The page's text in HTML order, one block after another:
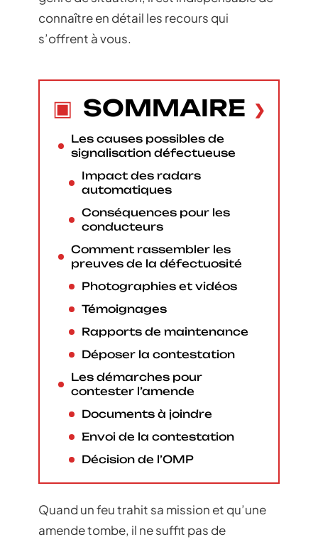
connaître en détail les recours qui
s’offrent à vous.
SOMMAIRE
Les causes possibles de
signalisation défectueuse
Impact des radars
automatiques
Conséquences pour les
conducteurs
Comment rassembler les
preuves de la défectuosité
Photographies et vidéos
Témoignages
Rapports de maintenance
Déposer la contestation
Les démarches pour
contester l’amende
Documents à joindre
Envoi de la contestation
Décision de l’OMP
Quand un feu trahit sa mission et qu’une
amende tombe, il ne suffit pas de